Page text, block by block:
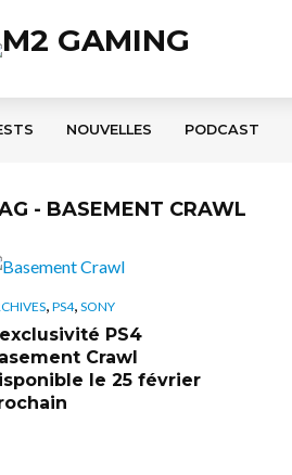
NOUVELLES PODCAST
- BASEMENT CRAWL
, PS4, SONY
PS4
Crawl
le 25 février